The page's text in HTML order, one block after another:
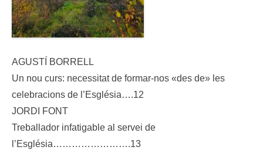
AGUSTÍ BORRELL
Un nou curs: necessitat de formar-nos «des de» les
celebracions de l’Església….12
JORDI FONT
Treballador infatigable al servei de
l’Església…………………….13